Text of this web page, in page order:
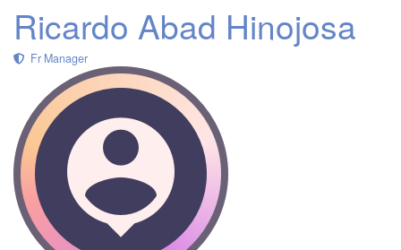
Ricardo Abad Hinojosa
Fr Manager